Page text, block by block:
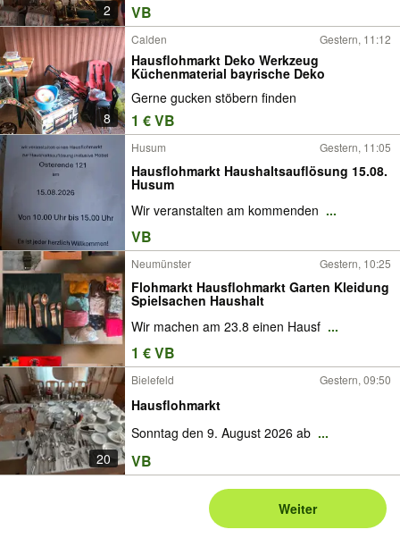
2 VB
8
Calden Gestern, 11:12
Hausflohmarkt Deko Werkzeug
Küchenmaterial bayrische Deko
Gerne gucken stöbern finden
1 € VB
Husum Gestern, 11:05
Hausflohmarkt Haushaltsauflösung 15.08.
Husum
Wir veranstalten am kommenden ...
VB
Neumünster Gestern, 10:25
Flohmarkt Hausflohmarkt Garten Kleidung
Spielsachen Haushalt
Wir machen am 23.8 einen Hausf ...
1 € VB
20
Bielefeld Gestern, 09:50
Hausflohmarkt
Sonntag den 9. August 2026 ab ...
VB
Weiter